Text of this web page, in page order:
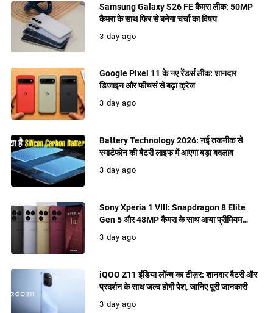
Samsung Galaxy S26 FE कैमरा लीक: 50MP
कैमरा के साथ फिर से बनेगा चर्चा का विषय
3 day ago
Google Pixel 11 के नए रेंडर्स लीक: शानदार
डिजाइन और फीचर्स से बढ़ा क्रेज
3 day ago
Battery Technology 2026: नई तकनीक से
स्मार्टफोन की बैटरी लाइफ में आएगा बड़ा बदलाव
3 day ago
Sony Xperia 1 VIII: Snapdragon 8 Elite
Gen 5 और 48MP कैमरा के साथ आया प्रीमियम
फ्लैगशिप, जानिए फीचर्स
3 day ago
iQOO Z11 इंडिया लॉन्च का टीज़र: शानदार बैटरी और
प्रदर्शन के साथ जल्द होगी पेश, जानिए पूरी जानकारी
3 day ago